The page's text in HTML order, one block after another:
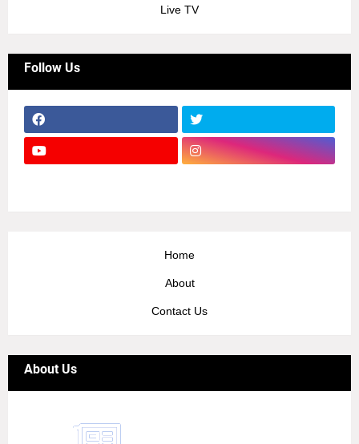
Live TV
Follow Us
Home
About
Contact Us
About Us